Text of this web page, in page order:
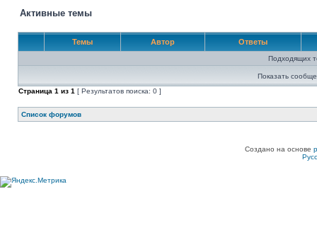
Активные темы
Темы Автор Ответы
Подходящих
Показать
Страница 1 из 1 [ Результатов поиска: 0 ]
Список форумов
Создано на основе